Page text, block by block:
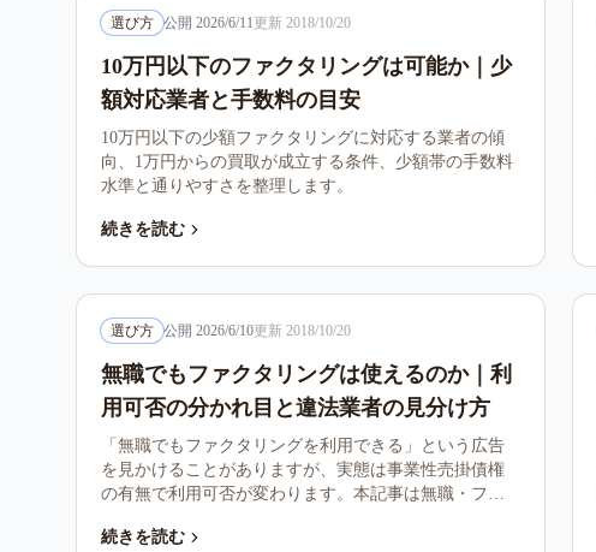
選び方 公開 2026/6/11更新 2018/10/20
10万円以下のファクタリングは可能か｜少
額対応業者と手数料の目安
10万円以下の少額ファクタリングに対応する業者の傾
向、1万円からの買取が成立する条件、少額帯の手数料
水準と通りやすさを整理します。
続きを読む
選び方 公開 2026/6/10更新 2018/10/20
無職でもファクタリングは使えるのか｜利
用可否の分かれ目と違法業者の見分け方
「無職でもファクタリングを利用できる」という広告
を見かけることがありますが、実態は事業性売掛債権
の有無で利用可否が変わります。本記事は無職・フリ
委託・単発受託の請求書扱い、「無職OK」をうたう業
続きを読む